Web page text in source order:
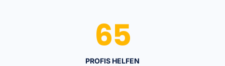
PROFIS HELFEN
65